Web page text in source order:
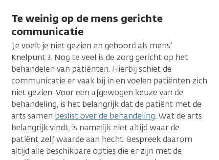
Te weinig op de mens gerichte
communicatie
‘Je voelt je niet gezien en gehoord als mens.’
Knelpunt 3. Nog te veel is de zorg gericht op het
behandelen van patiënten. Hierbij schiet de
communicatie er vaak bij in en voelen patiënten zich
niet gezien. Voor een afgewogen keuze van de
behandeling, is het belangrijk dat de patiënt met de
arts samen beslist over de behandeling. Wat de arts
belangrijk vindt, is namelijk niet altijd waar de
patiënt zelf waarde aan hecht. Bespreek daarom
altijd alle beschikbare opties die er zijn met de